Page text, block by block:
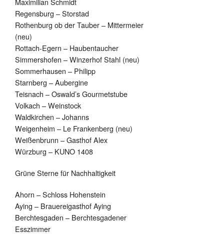
Regensburg – Storstad
Rothenburg ob der Tauber – Mittermeier
(neu)
Rottach-Egern – Haubentaucher
Simmershofen – Winzerhof Stahl (neu)
Sommerhausen – Philipp
Starnberg – Aubergine
Teisnach – Oswald’s Gourmetstube
Volkach – Weinstock
Waldkirchen – Johanns
Weigenheim – Le Frankenberg (neu)
Weißenbrunn – Gasthof Alex
Würzburg – KUNO 1408
Grüne Sterne für Nachhaltigkeit
Ahorn – Schloss Hohenstein
Aying – Brauereigasthof Aying
Berchtesgaden – Berchtesgadener
Esszimmer